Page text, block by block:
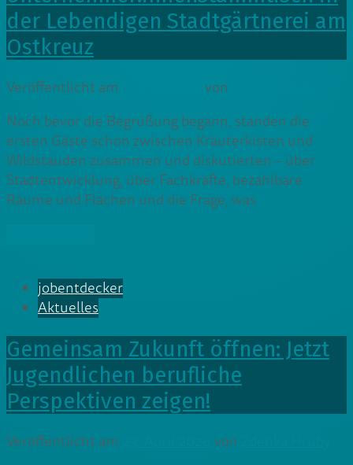
der Lebendigen Stadtgärtnerei am
Ostkreuz
Veröffentlicht am von
Noch bevor die Begrüßung begann, standen die
ersten Gäste schon zwischen Kräuterkisten und
Wildstauden zusammen und diskutierten – über
Stadtentwicklung, über Fachkräfte, bezahlbare
Räume und Flächen und die Frage, was
jobentdecker
Aktuelles
Gemeinsam Zukunft öffnen: Jetzt
Jugendlichen berufliche
Perspektiven zeigen!
Veröffentlicht am von